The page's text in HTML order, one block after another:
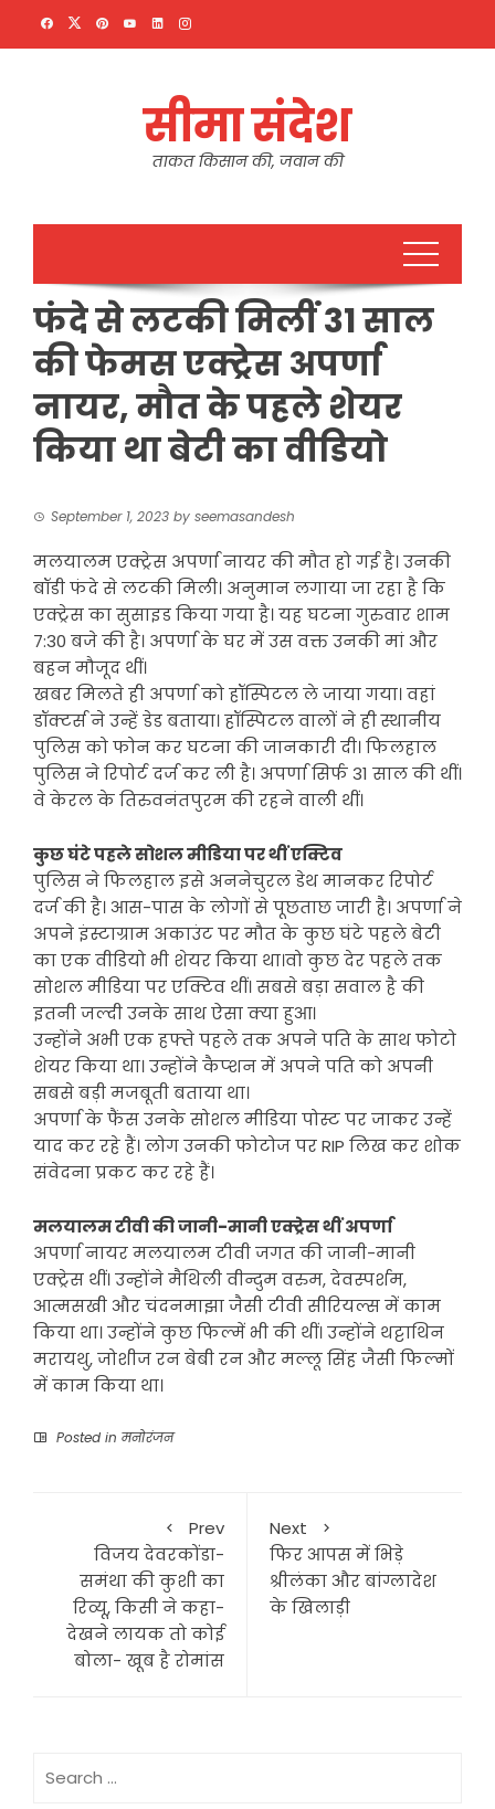
सीमा संदेश
ताकत किसान की, जवान की
फंदे से लटकी मिलीं 31 साल
की फेमस एक्ट्रेस अपर्णा
नायर, मौत के पहले शेयर
किया था बेटी का वीडियो
September 1, 2023 by seemasandesh
मलयालम एक्ट्रेस अपर्णा नायर की मौत हो गई है। उनकी
बॉडी फंदे से लटकी मिली। अनुमान लगाया जा रहा है कि
एक्ट्रेस का सुसाइड किया गया है। यह घटना गुरुवार शाम
7:30 बजे की है। अपर्णा के घर में उस वक्त उनकी मां और
बहन मौजूद थीं।
खबर मिलते ही अपर्णा को हॉस्पिटल ले जाया गया। वहां
डॉक्टर्स ने उन्हें डेड बताया। हॉस्पिटल वालों ने ही स्थानीय
पुलिस को फोन कर घटना की जानकारी दी। फिलहाल
पुलिस ने रिपोर्ट दर्ज कर ली है। अपर्णा सिर्फ 31 साल की थीं।
वे केरल के तिरुवनंतपुरम की रहने वाली थीं।
कुछ घंटे पहले सोशल मीडिया पर थीं एक्टिव
पुलिस ने फिलहाल इसे अननेचुरल डेथ मानकर रिपोर्ट
दर्ज की है। आस-पास के लोगों से पूछताछ जारी है। अपर्णा ने
अपने इंस्टाग्राम अकाउंट पर मौत के कुछ घंटे पहले बेटी
का एक वीडियो भी शेयर किया था।वो कुछ देर पहले तक
सोशल मीडिया पर एक्टिव थीं। सबसे बड़ा सवाल है की
इतनी जल्दी उनके साथ ऐसा क्या हुआ।
उन्होंने अभी एक हफ्ते पहले तक अपने पति के साथ फोटो
शेयर किया था। उन्होंने कैप्शन में अपने पति को अपनी
सबसे बड़ी मजबूती बताया था।
अपर्णा के फैंस उनके सोशल मीडिया पोस्ट पर जाकर उन्हें
याद कर रहे हैं। लोग उनकी फोटोज पर RIP लिख कर शोक
संवेदना प्रकट कर रहे हैं।
मलयालम टीवी की जानी-मानी एक्ट्रेस थीं अपर्णा
अपर्णा नायर मलयालम टीवी जगत की जानी-मानी
एक्ट्रेस थीं। उन्होंने मैथिली वीन्दुम वरुम, देवस्पर्शम,
आत्मसखी और चंदनमाझा जैसी टीवी सीरियल्स में काम
किया था। उन्होंने कुछ फिल्में भी की थीं। उन्होंने थट्टाथिन
मरायथु, जोशीज रन बेबी रन और मल्लू सिंह जैसी फिल्मों
में काम किया था।
Posted in मनोरंजन
Prev
विजय देवरकोंडा-
समंथा की कुशी का
रिव्यू, किसी ने कहा-
देखने लायक तो कोई
बोला- खूब है रोमांस
Next
फिर आपस में भिड़े
श्रीलंका और बांग्लादेश
के खिलाड़ी
for: